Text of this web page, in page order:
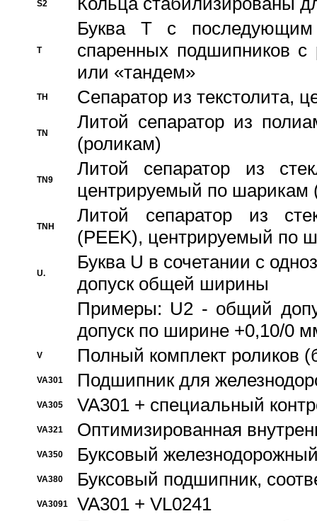
S2
T
Буква T с
спаренных подшипников
или «тандем»
TH Сепаратор из текстолита,
TN
Литой сепаратор из
(роликам)
TN9
Литой сепаратор из
центрируемый по шарикам
TNH
Литой сепаратор из
(PEEK), центрируемый по
U.
Буква U в сочетании с
допуск общей ширины
Примеры: U2 - общий
допуск по ширине +0,10/0
V Полный комплект роликов
VA301 Подшипник для
VA305 VA301 + специальный
VA321 Оптимизированная
VA350 Буксовый
VA380 Буксовый подшипник,
VA3091 VA301 + VL0241